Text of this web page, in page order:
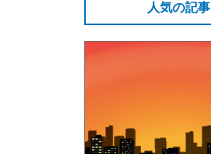
人気の記事